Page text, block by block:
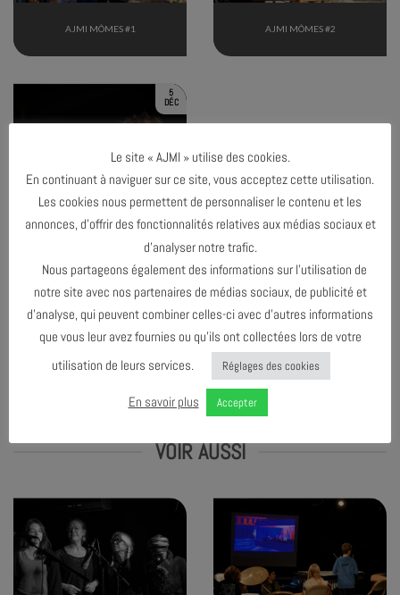
AJMI MÔMES #1 AJMI MÔMES #2
5
DÉC
AJMI MÔMES #3
Toutes les dates de l'AJMI mômes
VOIR AUSSI
Le site « AJMI » utilise des cookies.
En continuant à naviguer sur ce site, vous acceptez cette utilisation.
Les cookies nous permettent de personnaliser le contenu et les
annonces, d’offrir des fonctionnalités relatives aux médias sociaux et
d’analyser notre trafic.
Nous partageons également des informations sur l’utilisation de
notre site avec nos partenaires de médias sociaux, de publicité et
d’analyse, qui peuvent combiner celles-ci avec d’autres informations
que vous leur avez fournies ou qu’ils ont collectées lors de votre
utilisation de leurs services.
Réglages des cookies
En savoir plus Accepter